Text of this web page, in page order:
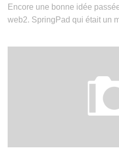
Encore une bonne idée
web2. SpringPad qui était un